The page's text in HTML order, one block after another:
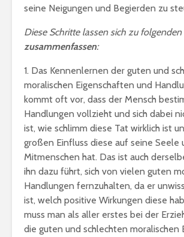
seine Neigungen und Begierden zu
Diese Schritte lassen sich zu
zusammenfassen:
1. Das Kennenlernen der guten und
moralischen Eigenschaften und
kommt oft vor, dass der Mensch
Handlungen vollzieht und sich dabei
ist, wie schlimm diese Tat wirklich ist
großen Einfluss diese auf seine Seele
Mitmenschen hat. Das ist auch
ihn dazu führt, sich von vielen guten
Handlungen fernzuhalten, da er
ist, welch positive Wirkungen diese
muss man als aller erstes bei der
die guten und schlechten moralischen